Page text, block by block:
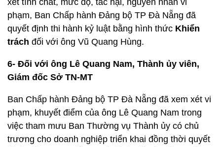
xét tính chất, mức độ, tác hại, nguyên nhân vi
phạm, Ban Chấp hành Đảng bộ TP Đà Nẵng đã
quyết định thi hành kỷ luật bằng hình thức Khiển
trách đối với ông Vũ Quang Hùng.
6- Đối với ông Lê Quang Nam, Thành ủy viên,
Giám đốc Sở TN-MT
Ban Chấp hành Đảng bộ TP Đà Nẵng đã xem xét vi
phạm, khuyết điểm của ông Lê Quang Nam trong
việc tham mưu Ban Thường vụ Thành ủy có chủ
trương cho doanh nghiệp triển khai đồng thời quyết